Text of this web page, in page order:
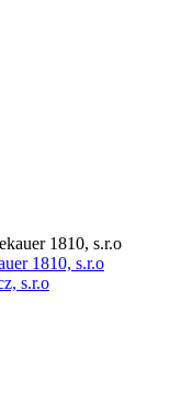
1810, s.r.o
s.r.o